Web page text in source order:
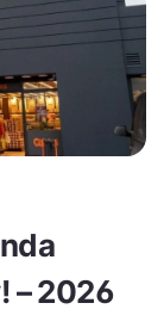
– 2026